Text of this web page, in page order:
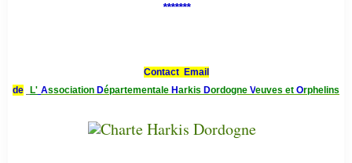
*******
Contact Email
de
L' Association Départementale Harkis Dordogne Veuves et Orphelins